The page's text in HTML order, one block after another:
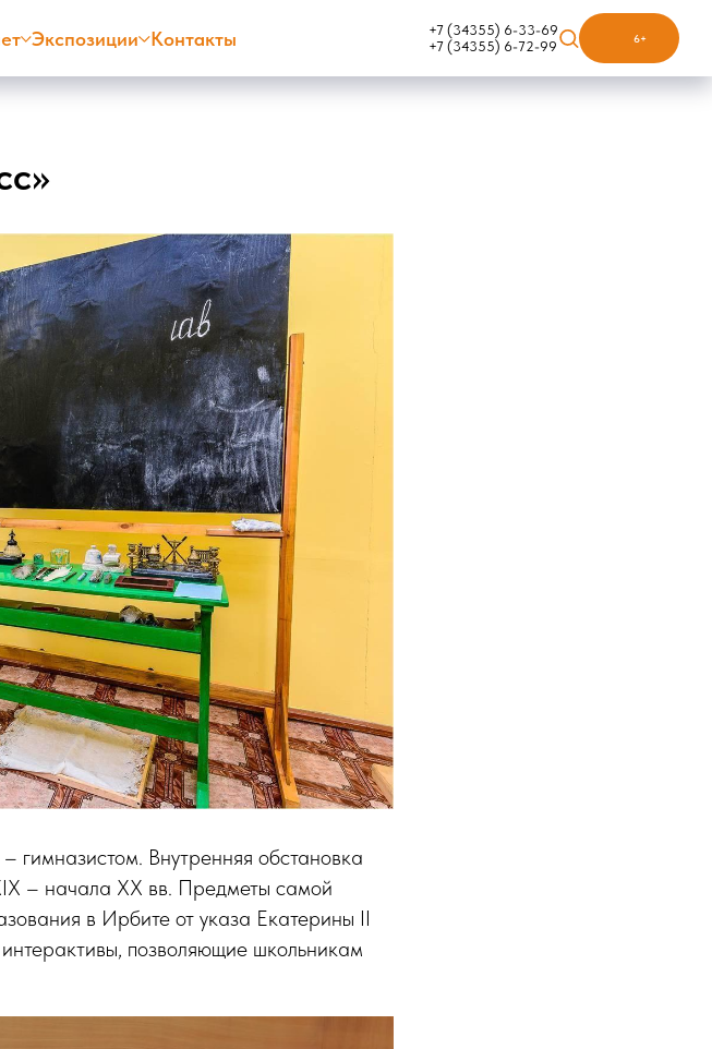
Экспозиции Контакты
+7 (34355) 6-33-69
+7 (34355) 6-72-99
6+
гимназистом. Внутренняя обстановка
– начала XX вв. Предметы самой
в Ирбите от указа Екатерины II
позволяющие школьникам